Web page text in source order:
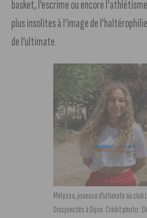
basket, l’escrime ou encore
plus insolites à l’image de
de l’ultimate.
Mélyssa, joueuse d’ultimate au club
Discjonctés à Dijon. Crédit photo :